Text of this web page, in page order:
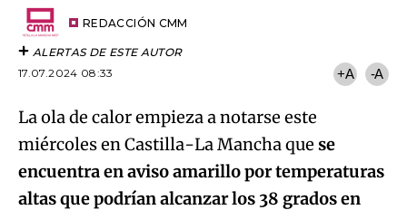
REDACCIÓN CMM
ALERTAS DE ESTE AUTOR
17.07.2024 08:33
+A -A
La ola de calor empieza a notarse este
miércoles en Castilla-La Mancha que se
encuentra en aviso amarillo por temperaturas
altas que podrían alcanzar los 38 grados en